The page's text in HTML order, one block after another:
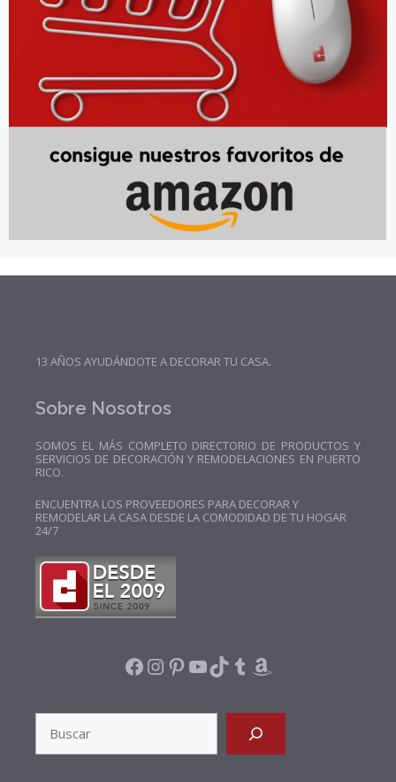
13 AÑOS AYUDÁNDOTE A DECORAR TU CASA.
Sobre Nosotros
SOMOS EL MÁS COMPLETO DIRECTORIO DE PRODUCTOS Y
SERVICIOS DE DECORACIÓN Y REMODELACIONES EN PUERTO
RICO.
ENCUENTRA LOS PROVEEDORES PARA DECORAR Y
REMODELAR LA CASA DESDE LA COMODIDAD DE TU HOGAR
24/7
FACEBOOK
INSTAGRAM
PINTEREST
YOUTUBE
TIKTOK
TUMBLR
AMAZON
SEARCH